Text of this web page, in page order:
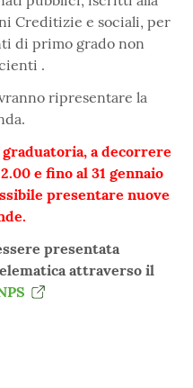
Creditizie e sociali, per
di primo grado non
.
ripresentare la
a decorrere
e fino al 31 gennaio
presentare nuove
presentata
attraverso il